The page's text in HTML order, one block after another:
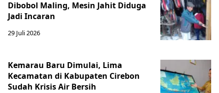
Dibobol Maling, Mesin Jahit Diduga
Jadi Incaran
29 Juli 2026
Kemarau Baru Dimulai, Lima
Kecamatan di Kabupaten Cirebon
Sudah Krisis Air Bersih